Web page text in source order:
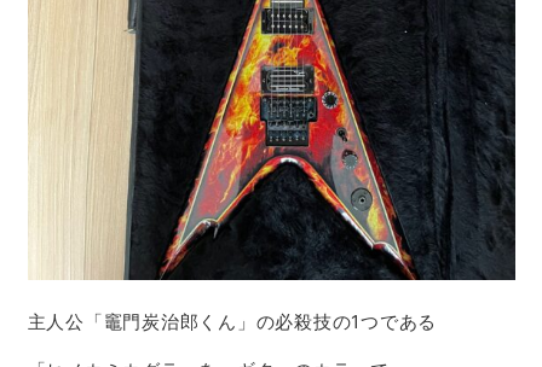
主人公「竈門炭治郎くん」の必殺技の1つである